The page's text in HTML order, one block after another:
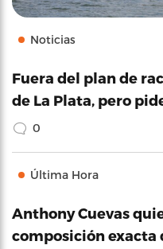
Noticias
Fuera del plan de
de La Plata, pero
0
Última Hora
Anthony Cuevas
composición exacta